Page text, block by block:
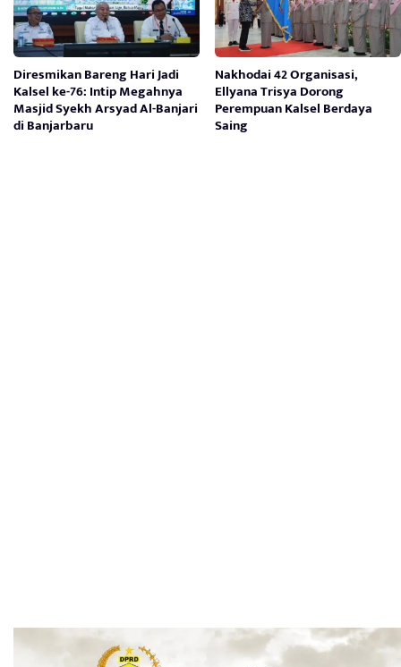
Diresmikan Bareng Hari Jadi
Kalsel ke-76: Intip Megahnya
Masjid Syekh Arsyad Al-Banjari
di Banjarbaru
Nakhodai 42 Organisasi,
Ellyana Trisya Dorong
Perempuan Kalsel Berdaya
Saing